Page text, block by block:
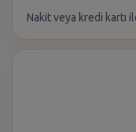
Nakit veya kredi kartı